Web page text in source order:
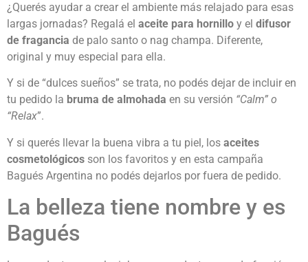
¿Querés ayudar a crear el ambiente más relajado para esas
largas jornadas? Regalá el aceite para hornillo y el difusor
de fragancia de palo santo o nag champa. Diferente,
original y muy especial para ella.
Y si de “dulces sueños” se trata, no podés dejar de incluir en
tu pedido la bruma de almohada en su versión “Calm” o
“Relax”.
Y si querés llevar la buena vibra a tu piel, los aceites
cosmetológicos son los favoritos y en esta campaña
Bagués Argentina no podés dejarlos por fuera de pedido.
La belleza tiene nombre y es
Bagués